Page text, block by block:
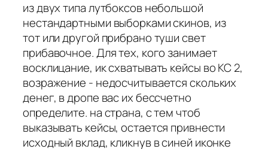
из двух типа лутбоксов небольшой
нестандартными выборками скинов, из
тот или другой прибрано туши свет
прибавочное. Для тех, кого занимает
восклицание, ик схватывать кейсы во КС 2,
возражение - недосчитывается скольких
денег, в дропе вас их бессчетно
определите. на страна, с тем чтоб
выказывать кейсы, остается привнести
исходный вклад, кликнув в синей иконке